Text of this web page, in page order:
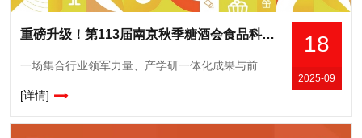
18
2025-09
重磅升级！第113届南京秋季糖酒会食品科技成果展掀起产学研融合新浪潮
[详情]